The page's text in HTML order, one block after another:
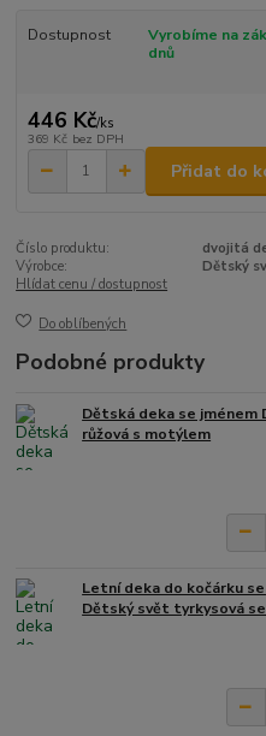
Dostupnost
Vyrobíme na
dnů
446 Kč/ks
369 Kč bez DPH
Přidat do
Číslo produktu:
dvojitá
Výrobce:
Dětský
Hlídat cenu / dostupnost
Do oblíbených
Podobné produkty
Dětská deka se jménem
růžová s motýlem
Letní deka do kočárku
Dětský svět tyrkysová